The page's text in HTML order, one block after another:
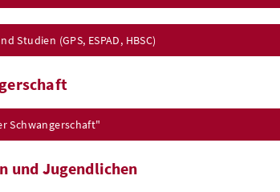
Studien (GPS, ESPAD, HBSC)
Schwangerschaft"
und Jugendlichen